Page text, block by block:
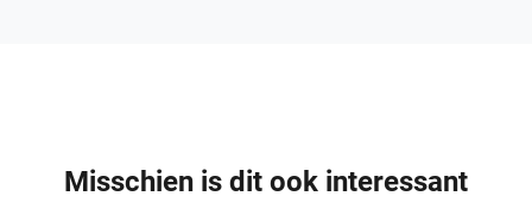
Misschien is dit ook interessant